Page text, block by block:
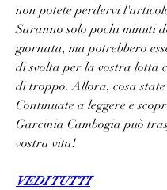
non potete perdervi
Saranno solo pochi minuti
giornata, ma potrebbero
di svolta per la vostra lotta
di troppo. Allora, cosa
Continuate a leggere e
Garcinia Cambogia può
vostra vita!
VEDI TUTTI